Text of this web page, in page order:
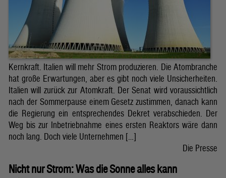
Kernkraft. Italien will mehr Strom produzieren. Die Atombranche
hat große Erwartungen, aber es gibt noch viele Unsicherheiten.
Italien will zurück zur Atomkraft. Der Senat wird voraussichtlich
nach der Sommerpause einem Gesetz zustimmen, danach kann
die Regierung ein entsprechendes Dekret verabschieden. Der
Weg bis zur Inbetriebnahme eines ersten Reaktors wäre dann
noch lang. Doch viele Unternehmen […]
Die Presse
Nicht nur Strom: Was die Sonne alles kann